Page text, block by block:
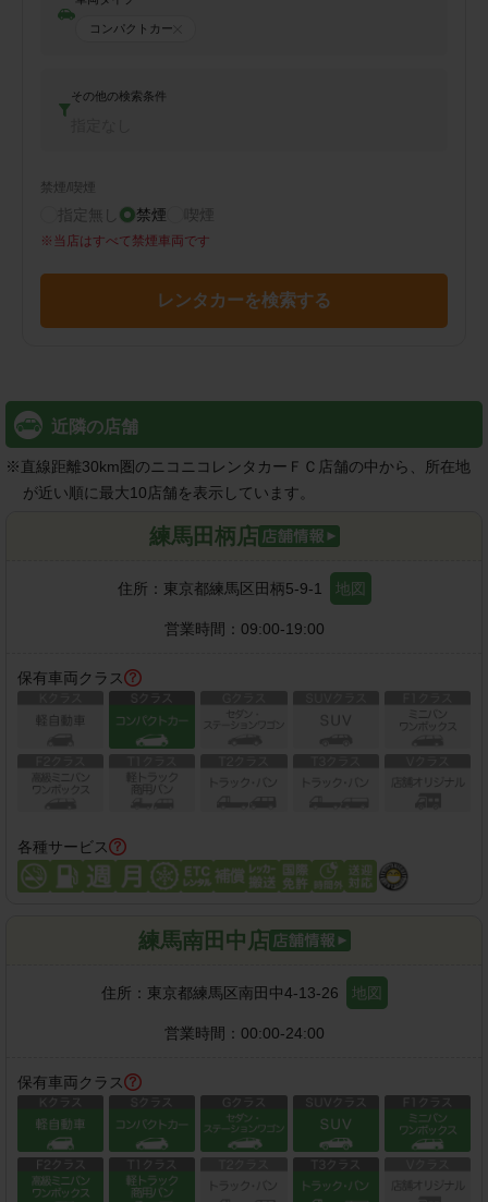
コンパクトカー
その他の検索条件
禁煙/喫煙
指定無し 禁煙 喫煙
※ 当店はすべて禁煙車両です
レンタカーを検索する
近隣の店舗
※直線距離30km圏のニコニコレンタカーＦＣ店舗の中から、所在地
が近い順に最大10店舗を表示しています。
練馬田柄店
住所： 東京都練馬区田柄5-9-1 地図
営業時間： 09:00-19:00
保有車両クラス
各種サービス
練馬南田中店
住所： 東京都練馬区南田中4-13-26 地図
営業時間： 00:00-24:00
保有車両クラス